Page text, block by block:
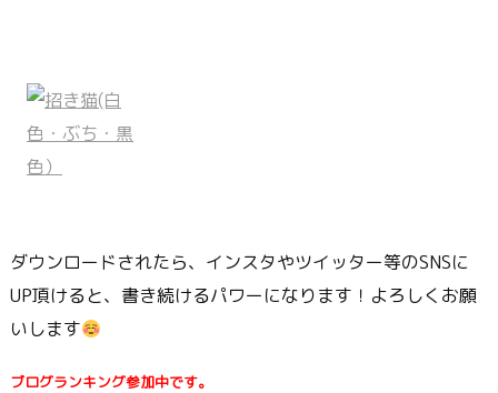
ダウンロードされたら、インスタやツイッター等のSNSに
UP頂けると、書き続けるパワーになります！よろしくお願
いします
ブログランキング参加中です。